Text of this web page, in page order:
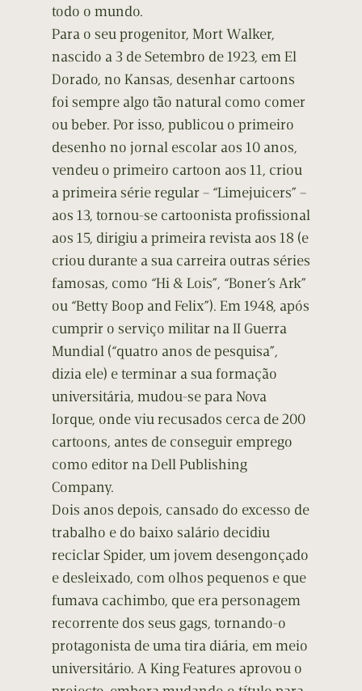
todo o mundo.
Para o seu progenitor, Mort Walker,
nascido a 3 de Setembro de 1923, em El
Dorado, no Kansas, desenhar cartoons
foi sempre algo tão natural como comer
ou beber. Por isso, publicou o primeiro
desenho no jornal escolar aos 10 anos,
vendeu o primeiro cartoon aos 11, criou
a primeira série regular – “Limejuicers” –
aos 13, tornou-se cartoonista profissional
aos 15, dirigiu a primeira revista aos 18 (e
criou durante a sua carreira outras séries
famosas, como “Hi & Lois”, “Boner’s Ark”
ou “Betty Boop and Felix”). Em 1948, após
cumprir o serviço militar na II Guerra
Mundial (“quatro anos de pesquisa”,
dizia ele) e terminar a sua formação
universitária, mudou-se para Nova
Iorque, onde viu recusados cerca de 200
cartoons, antes de conseguir emprego
como editor na Dell Publishing
Company.
Dois anos depois, cansado do excesso de
trabalho e do baixo salário decidiu
reciclar Spider, um jovem desengonçado
e desleixado, com olhos pequenos e que
fumava cachimbo, que era personagem
recorrente dos seus gags, tornando-o
protagonista de uma tira diária, em meio
universitário. A King Features aprovou o